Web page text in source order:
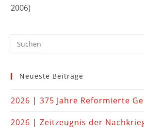
2006)
Neueste Beiträge
2026 | 375 Jahre Reformierte
2026 | Zeitzeugnis der